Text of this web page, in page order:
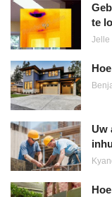
te
Jelle
Uw